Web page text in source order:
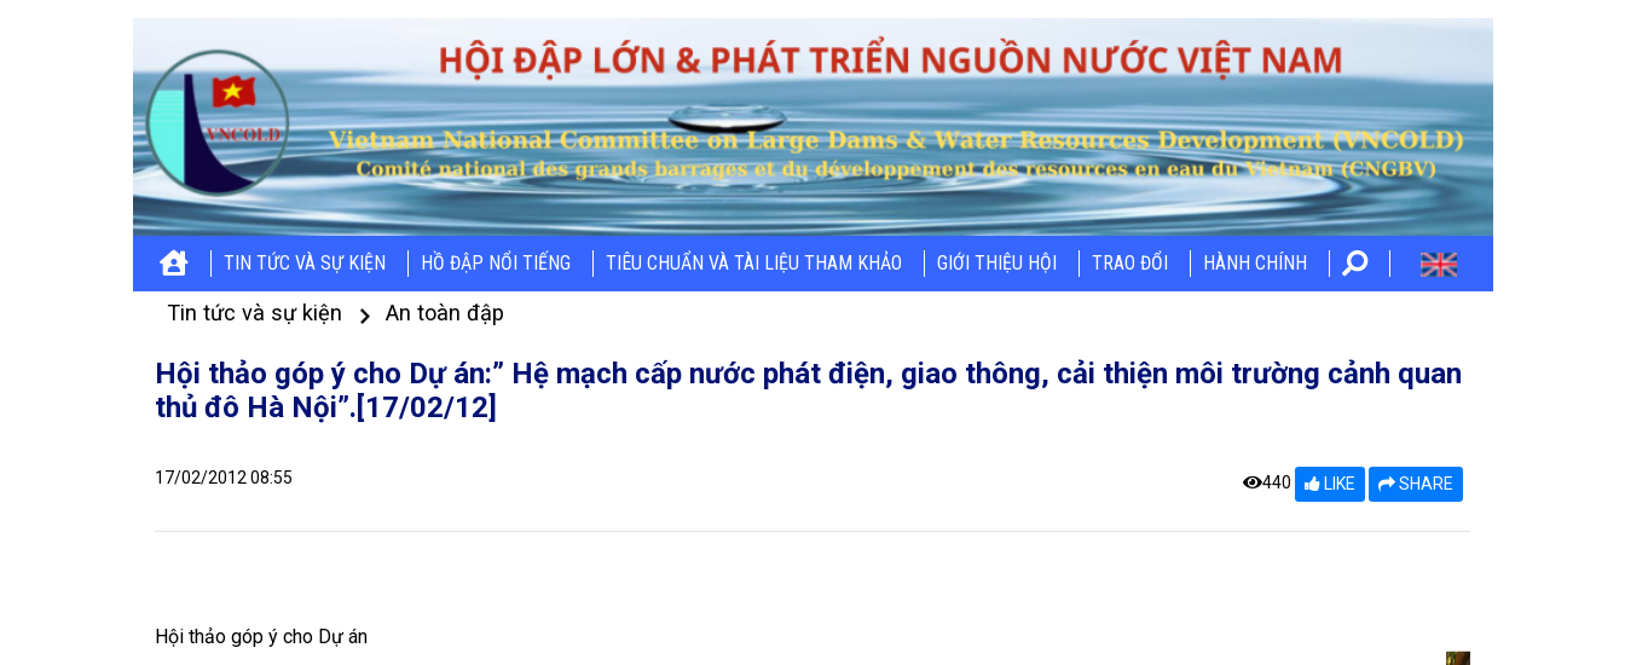
TIN TỨC VÀ SỰ KIỆN HỒ ĐẬP NỔI TIẾNG TIÊU CHUẨN VÀ TÀI LIỆU THAM KHẢO GIỚI THIỆU HỘI TRAO ĐỔI HÀNH CHÍNH
Tin tức và sự kiện An toàn đập
Hội thảo góp ý cho Dự án:” Hệ mạch cấp nước phát điện, giao thông, cải thiện môi trường cảnh quan
thủ đô Hà Nội”.[17/02/12]
17/02/2012 08:55 440 LIKE SHARE
Hội thảo góp ý cho Dự án